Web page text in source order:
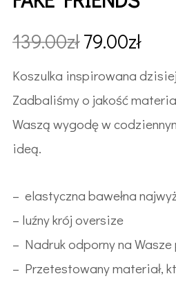
139.00zł79.00zł
Koszulka inspirowana
Zadbaliśmy o jakość
Waszą wygodę w
ideą.
– elastyczna bawełna
– luźny krój oversize
– Nadruk odporny na Wasze
– Przetestowany materiał,